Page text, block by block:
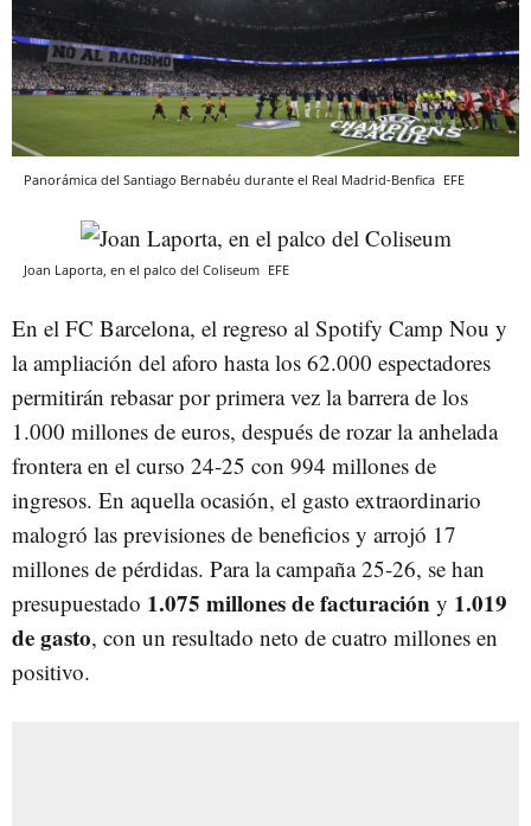
Panorámica del Santiago Bernabéu durante el Real Madrid-Benfica EFE
Joan Laporta, en el palco del Coliseum EFE
En el FC Barcelona, el regreso al Spotify Camp Nou y
la ampliación del aforo hasta los 62.000 espectadores
permitirán rebasar por primera vez la barrera de los
1.000 millones de euros, después de rozar la anhelada
frontera en el curso 24-25 con 994 millones de
ingresos. En aquella ocasión, el gasto extraordinario
malogró las previsiones de beneficios y arrojó 17
millones de pérdidas. Para la campaña 25-26, se han
presupuestado 1.075 millones de facturación y 1.019
de gasto, con un resultado neto de cuatro millones en
positivo.